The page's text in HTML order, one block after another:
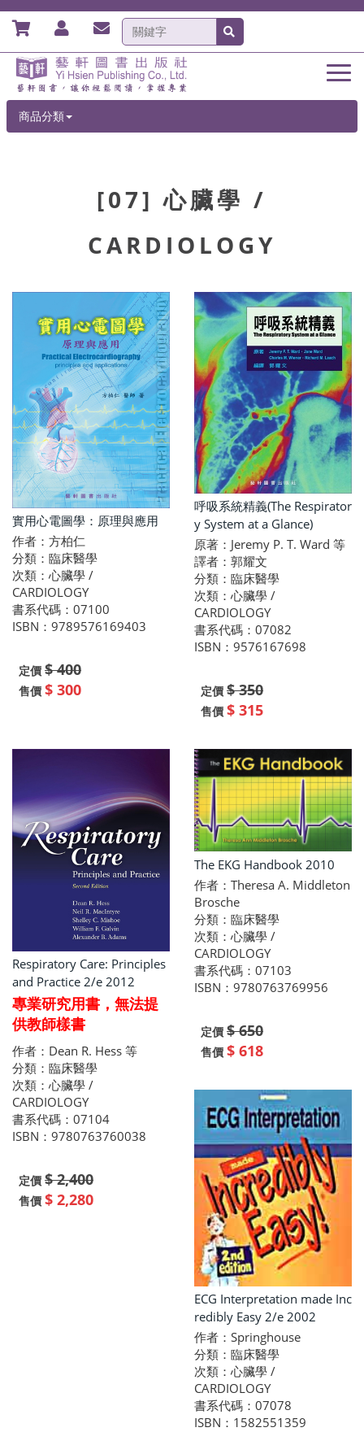
商品分類
[07] 心臟學 /
CARDIOLOGY
實用心電圖學：原理與應用
作者：方柏仁
分類：臨床醫學
次類：心臟學 /
CARDIOLOGY
書系代碼：07100
ISBN：9789576169403
定價 $ 400
售價 $ 300
呼吸系統精義(The Respirator
y System at a Glance)
原著：Jeremy P. T. Ward 等
譯者：郭耀文
分類：臨床醫學
次類：心臟學 /
CARDIOLOGY
書系代碼：07082
ISBN：9576167698
定價 $ 350
售價 $ 315
Respiratory Care: Principles
and Practice 2/e 2012
專業研究用書，無法提
供教師樣書
作者：Dean R. Hess 等
分類：臨床醫學
次類：心臟學 /
CARDIOLOGY
書系代碼：07104
ISBN：9780763760038
定價 $ 2,400
售價 $ 2,280
The EKG Handbook 2010
作者：Theresa A. Middleton
Brosche
分類：臨床醫學
次類：心臟學 /
CARDIOLOGY
書系代碼：07103
ISBN：9780763769956
定價 $ 650
售價 $ 618
ECG Interpretation made Inc
redibly Easy 2/e 2002
作者：Springhouse
分類：臨床醫學
次類：心臟學 /
CARDIOLOGY
書系代碼：07078
ISBN：1582551359